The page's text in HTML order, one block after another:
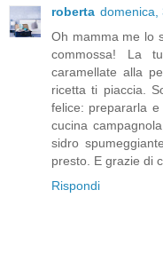
roberta domenica,
Oh mamma me lo
commossa! La
caramellate alla
ricetta ti piaccia.
felice: prepararla
cucina
sidro
presto. E grazie di
Rispondi